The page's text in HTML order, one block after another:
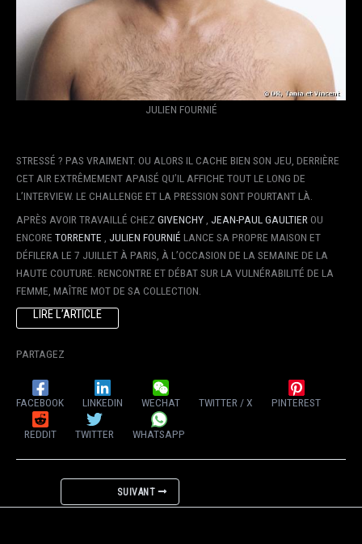
JULIEN FOURNIÉ
STRESSÉ ? PAS VRAIMENT. OU ALORS IL CACHE BIEN SON JEU, DERRIÈRE
CET AIR EXTRÊMEMENT APAISÉ QU’IL AFFICHE TOUT LE LONG DE
L’INTERVIEW. LE CHALLENGE ET LA PRESSION SONT POURTANT LÀ.
APRÈS AVOIR TRAVAILLÉ CHEZ GIVENCHY JEAN-PAUL GAULTIER OU
ENCORE TORRENTE JULIEN FOURNIÉ LANCE SA PROPRE MAISON ET
DÉFILERA LE 7 JUILLET À PARIS, À L’OCCASION DE LA SEMAINE DE LA
HAUTE COUTURE. RENCONTRE ET DÉBAT SUR LA VULNÉRABILITÉ DE LA
FEMME, MAÎTRE MOT DE SA COLLECTION.
LIRE L’ARTICLE
PARTAGEZ
FACEBOOK LINKEDIN WECHAT TWITTER / X PINTEREST
REDDIT TWITTER WHATSAPP
SUIVANT